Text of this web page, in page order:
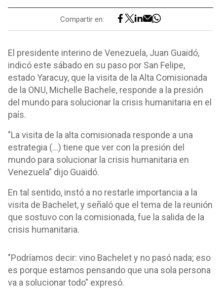
Compartir en:
El presidente interino de Venezuela, Juan Guaidó,
indicó este sábado en su paso por San Felipe,
estado Yaracuy, que la visita de la Alta Comisionada
de la ONU, Michelle Bachele, responde a la presión
del mundo para solucionar la crisis humanitaria en el
país.
"La visita de la alta comisionada responde a una
estrategia (...) tiene que ver con la presión del
mundo para solucionar la crisis humanitaria en
Venezuela” dijo Guaidó.
En tal sentido, instó a no restarle importancia a la
visita de Bachelet, y señaló que el tema de la reunión
que sostuvo con la comisionada, fue la salida de la
crisis humanitaria.
"Podríamos decir: vino Bachelet y no pasó nada; eso
es porque estamos pensando que una sola persona
va a solucionar todo" expresó.